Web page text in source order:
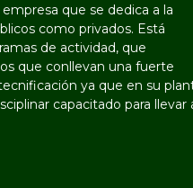
que se dedica a la
como privados. Está
de actividad, que
que conllevan una fuerte
ya que en su
capacitado para llevar